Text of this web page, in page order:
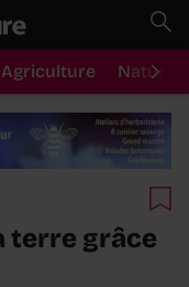
Agriculture Nature
terre grâce